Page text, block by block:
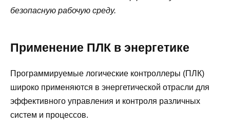
безопасную рабочую среду.
Применение ПЛК в энергетике
Программируемые логические контроллеры (ПЛК)
широко применяются в энергетической отрасли для
эффективного управления и контроля различных
систем и процессов.